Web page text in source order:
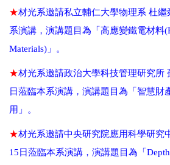
★材光系邀請私立輔仁大學物理系 杜繼
系演講，演講題目為「高應變鐵電材料
Materials)」
。
★材光系邀請政治大學科技管理研究所
日蒞臨本系演講，演講題目為「智慧財
用」。
★材光系邀請中央研究院應用科學研究
15 日蒞臨本系演講，演講題目為「